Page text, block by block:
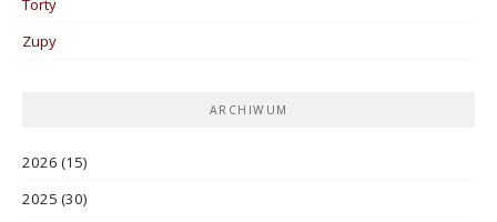
Torty
Zupy
ARCHIWUM
2026 (15)
2025 (30)